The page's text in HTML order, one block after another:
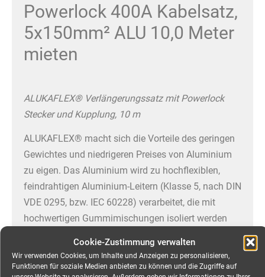
Cookie-Zustimmung verwalten
Wir verwenden Cookies, um Inhalte und Anzeigen zu personalisieren,
Funktionen für soziale Medien anbieten zu können und die Zugriffe auf
Powerlock 400A Kabelsatz,
5x150mm² ALU 10,0 Meter
mieten
ALUKAFLEX® Verlängerungssatz mit Powerlock
Stecker und Kupplung, 10 m
ALUKAFLEX® macht sich die Vorteile des geringen
Gewichtes und niedrigeren Preises von Aluminium
zu eigen. Das Aluminium wird zu hochflexiblen,
feindrahtigen Aluminium-Leitern (Klasse 5, nach DIN
VDE 0295, bzw. IEC 60228) verarbeitet, die mit
hochwertigen Gummimischungen isoliert werden
Mantelwerkstoffe kommen spezielle, mechanisch
hoch beanspruchbare Gummi- oder PUR-Materialien